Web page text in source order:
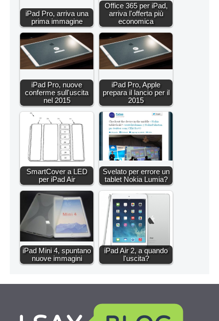
iPad Pro, arriva una
prima immagine
Office 365 per iPad,
arriva l'offerta più
economica
iPad Pro, nuove
conferme sull'uscita
nel 2015
iPad Pro, Apple
prepara il lancio per il
2015
SmartCover a LED
per iPad Air
Svelato per errore un
tablet Nokia Lumia?
iPad Mini 4, spuntano
nuove immagini
iPad Air 2, a quando
l'uscita?